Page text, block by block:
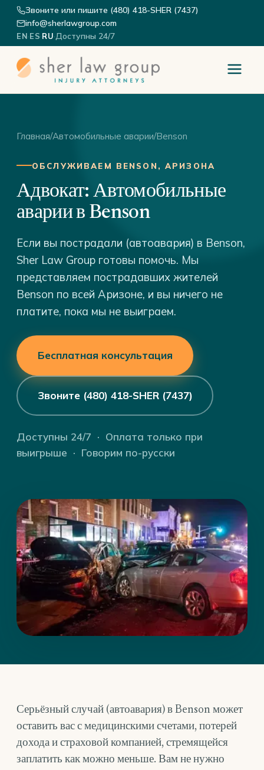
Звоните или пишите (480) 418-SHER (7437)
info@sherlawgroup.com
EN·ES·RU·Доступны 24/7
Главная/Автомобильные аварии/Benson
ОБСЛУЖИВАЕМ BENSON, АРИЗОНА
Адвокат: Автомобильные
аварии в Benson
Если вы пострадали (автоавария) в Benson,
Sher Law Group готовы помочь. Мы
представляем пострадавших жителей
Benson по всей Аризоне, и вы ничего не
платите, пока мы не выиграем.
Бесплатная консультация
Звоните (480) 418-SHER (7437)
Доступны 24/7 · Оплата только при
выигрыше · Говорим по-русски
Серьёзный случай (автоавария) в Benson может
оставить вас с медицинскими счетами, потерей
дохода и страховой компанией, стремящейся
заплатить как можно меньше. Вам не нужно